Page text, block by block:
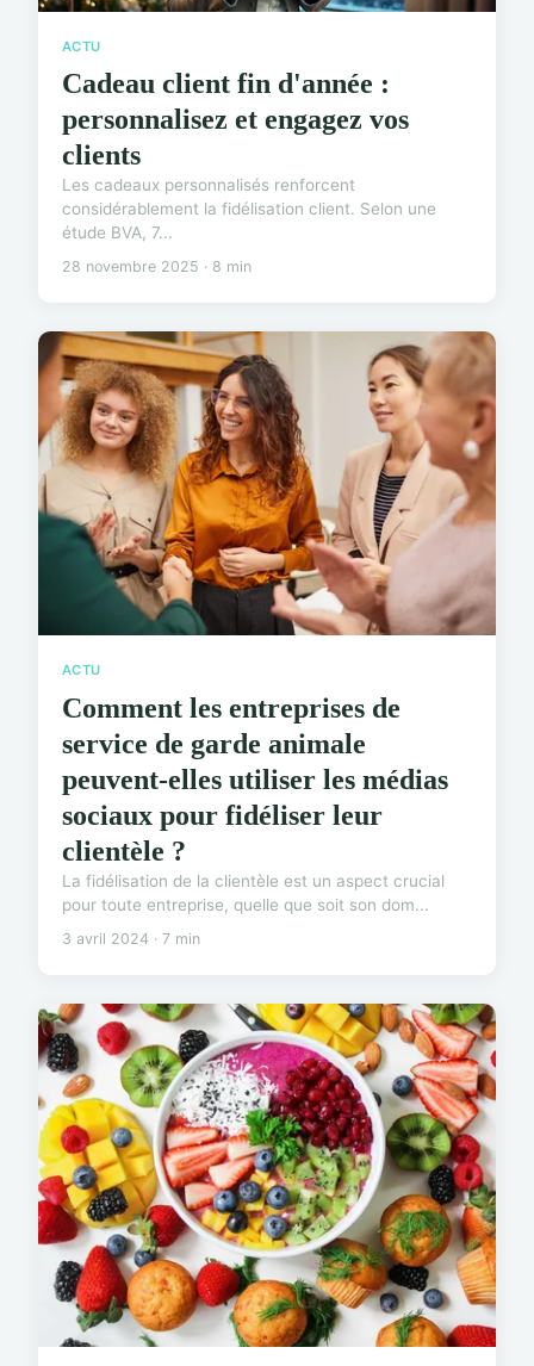
ACTU
Cadeau client fin d'année :
personnalisez et engagez vos
clients
Les cadeaux personnalisés renforcent
considérablement la fidélisation client. Selon une
étude BVA, 7...
28 novembre 2025 · 8 min
ACTU
Comment les entreprises de
service de garde animale
peuvent-elles utiliser les médias
sociaux pour fidéliser leur
clientèle ?
La fidélisation de la clientèle est un aspect crucial
pour toute entreprise, quelle que soit son dom...
3 avril 2024 · 7 min